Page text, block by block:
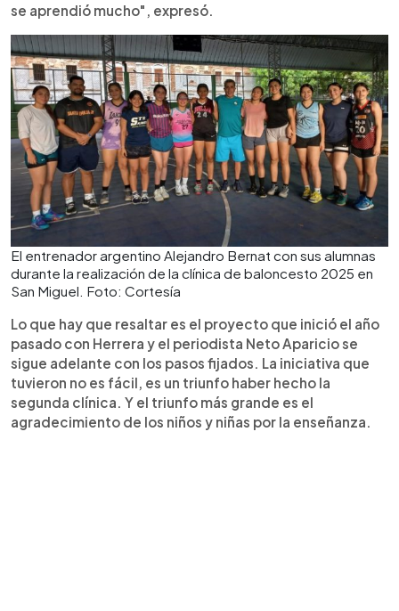
se aprendió mucho", expresó.
El entrenador argentino Alejandro Bernat con sus alumnas
durante la realización de la clínica de baloncesto 2025 en
San Miguel. Foto: Cortesía
Lo que hay que resaltar es el proyecto que inició el año
pasado con Herrera y el periodista Neto Aparicio se
sigue adelante con los pasos fijados. La iniciativa que
tuvieron no es fácil, es un triunfo haber hecho la
segunda clínica. Y el triunfo más grande es el
agradecimiento de los niños y niñas por la enseñanza.